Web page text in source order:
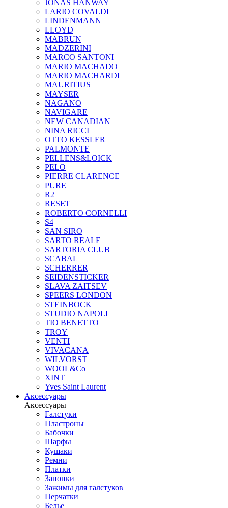
JONAS HANWAY
LARIO COVALDI
LINDENMANN
LLOYD
MABRUN
MADZERINI
MARCO SANTONI
MARIO MACHADO
MARIO MACHARDI
MAURITIUS
MAYSER
NAGANO
NAVIGARE
NEW CANADIAN
NINA RICCI
OTTO KESSLER
PALMONTE
PELLENS&LOICK
PELO
PIERRE CLARENCE
PURE
R2
RESET
ROBERTO CORNELLI
S4
SAN SIRO
SARTO REALE
SARTORIA CLUB
SCABAL
SCHERRER
SEIDENSTICKER
SLAVA ZAITSEV
SPEERS LONDON
STEINBOCK
STUDIO NAPOLI
TIO BENETTO
TROY
VENTI
VIVACANA
WILVORST
WOOL&Co
XINT
Yves Saint Laurent
Аксессуары
Аксессуары
Галстуки
Пластроны
Бабочки
Шарфы
Кушаки
Ремни
Платки
Запонки
Зажимы для галстуков
Перчатки
Белье